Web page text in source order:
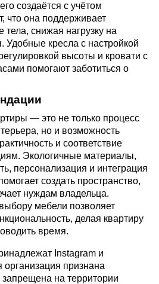
создаётся с учётом
что она поддерживает
снижая нагрузку на
Удобные кресла с настройкой
высоты и кровати с
помогают заботиться о
— это не только процесс
но и возможность
и соответствие
Экологичные материалы,
персонализация и интеграция
создать пространство,
нуждам владельца.
мебели позволяет
делая квартиру
время.
Instagram и
организация признана
запрещена на территории